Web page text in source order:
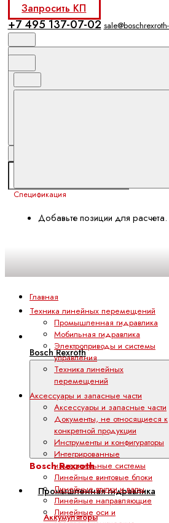
Запросить КП
+7 495 137-07-02
Спецификация
Добавьте позиции для расчета.
Bosch Rexroth
Bosch Rexroth
Промышленная гидравлика
Аккумуляторы
Главная
Техника линейных перемещений
Промышленная гидравлика
Мобильная гидравлика
Электроприводы и системы
управления
Техника линейных
перемещений
Аксессуары и запасные части
Аксессуары и запасные части
Документы, не относящиеся к
конкретной продукции
Инструменты и конфигураторы
Интегрированные
измерительные системы
Линейные винтовые блоки
Линейные втулки и валы
Линейные направляющие
Линейные оси и